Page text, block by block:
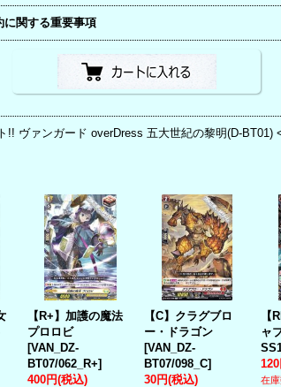
に関する重要事項
!! ヴァンガード overDress 五大世紀の黎明(D-BT01)
【R+】加護の魔法
プロロビ
[VAN_DZ-
BT07/062_R+]
400円(税込)
【C】クラグブロ
ー・ドラゴン
[VAN_DZ-
BT07/098_C]
30円(税込)
【
ャ
120
在